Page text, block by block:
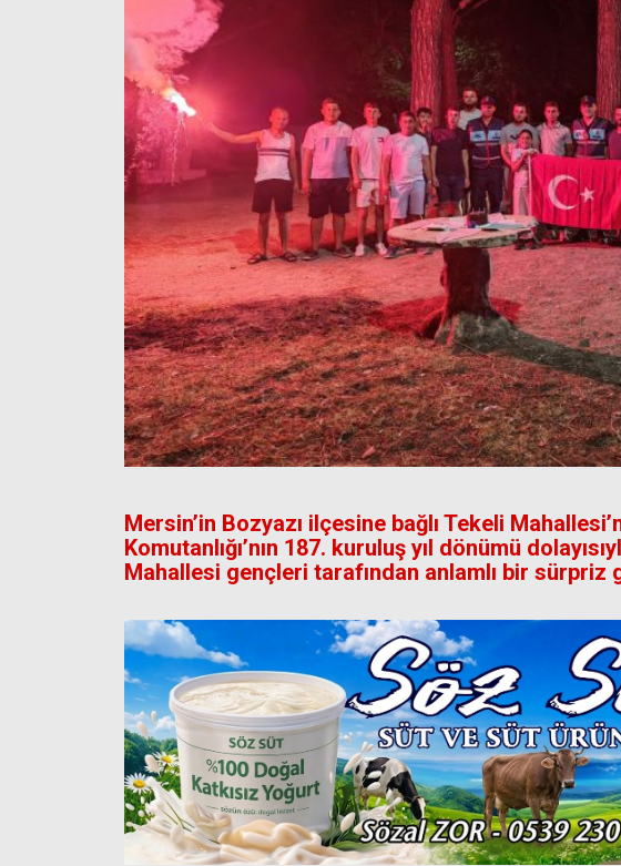
Mersin’in Bozyazı ilçesine bağlı Tekeli
Komutanlığı’nın 187. kuruluş yıl dönümü
Mahallesi gençleri tarafından anlamlı bir sürpriz